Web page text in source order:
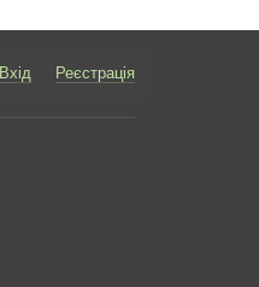
Вхід Реєстрація